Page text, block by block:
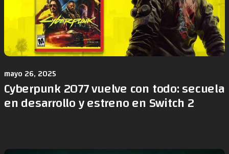
mayo 26, 2025
Cyberpunk 2077 vuelve con todo: secuela
en desarrollo y estreno en Switch 2